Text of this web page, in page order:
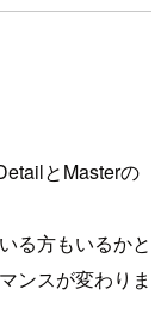
とMasterの
る方もいるかと
ンスが変わりま